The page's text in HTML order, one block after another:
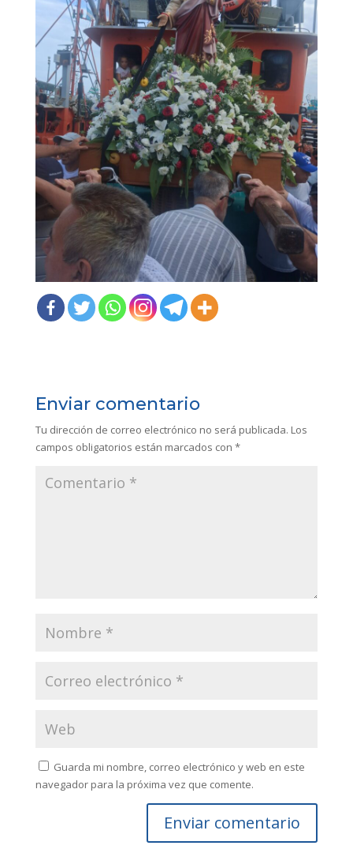
Enviar comentario
Tu dirección de correo electrónico no será publicada. Los
campos obligatorios están marcados con *
Guarda mi nombre, correo electrónico y web en este
navegador para la próxima vez que comente.